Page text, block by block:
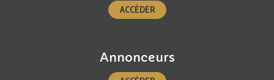
ACCÉDER
Annonceurs